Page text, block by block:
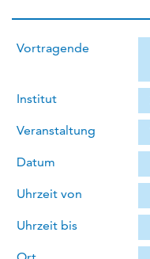
Vortragende
Institut
Veranstaltung
Datum
Uhrzeit von
Uhrzeit bis